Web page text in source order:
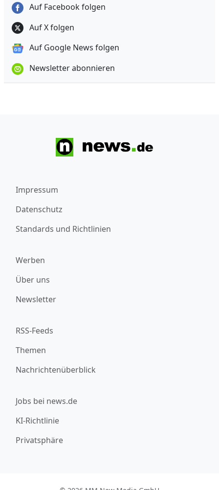
Auf Facebook folgen
Auf X folgen
Auf Google News folgen
Newsletter abonnieren
Impressum
Datenschutz
Standards und Richtlinien
Werben
Über uns
Newsletter
RSS-Feeds
Themen
Nachrichtenüberblick
Jobs bei news.de
KI-Richtlinie
Privatsphäre